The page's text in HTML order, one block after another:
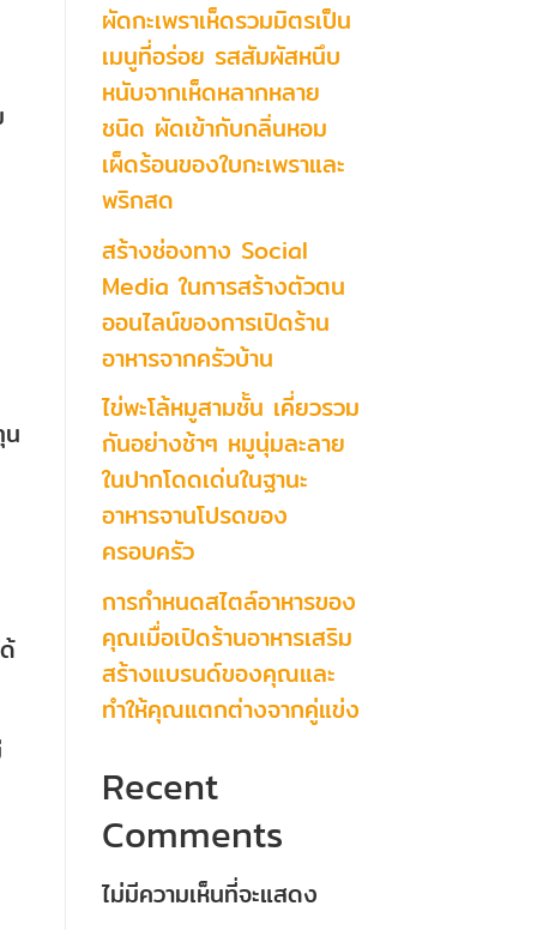
ผัดกะเพราเห็ดรวมมิตรเป็น
เมนูที่อร่อย รสสัมผัสหนึบ
หนับจากเห็ดหลากหลาย
ชนิด ผัดเข้ากับกลิ่นหอม
เผ็ดร้อนของใบกะเพราและ
พริกสด
สร้างช่องทาง Social
Media ในการสร้างตัวตน
ออนไลน์ของการเปิดร้าน
อาหารจากครัวบ้าน
ไข่พะโล้หมูสามชั้น เคี่ยวรวม
กันอย่างช้าๆ หมูนุ่มละลาย
ในปากโดดเด่นในฐานะ
อาหารจานโปรดของ
ครอบครัว
การกำหนดสไตล์อาหารของ
คุณเมื่อเปิดร้านอาหารเสริม
สร้างแบรนด์ของคุณและ
ทำให้คุณแตกต่างจากคู่แข่ง
Recent
Comments
ไม่มีความเห็นที่จะแสดง